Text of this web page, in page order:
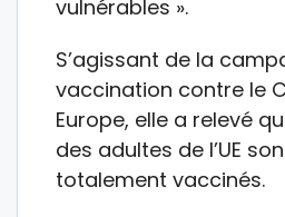
vulnérables ».
S’agissant de la
vaccination contre le
Europe, elle a relevé
des adultes de l’UE
totalement vaccinés.